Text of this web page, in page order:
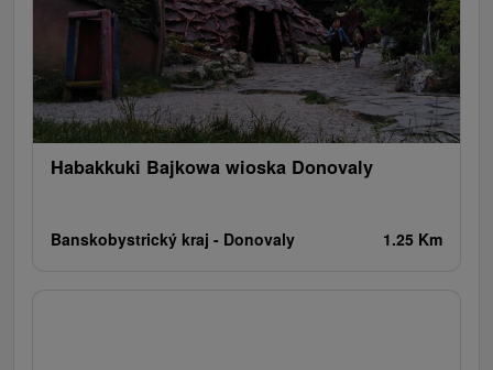
Habakkuki Bajkowa wioska Donovaly
Banskobystrický kraj - Donovaly 1.25 Km